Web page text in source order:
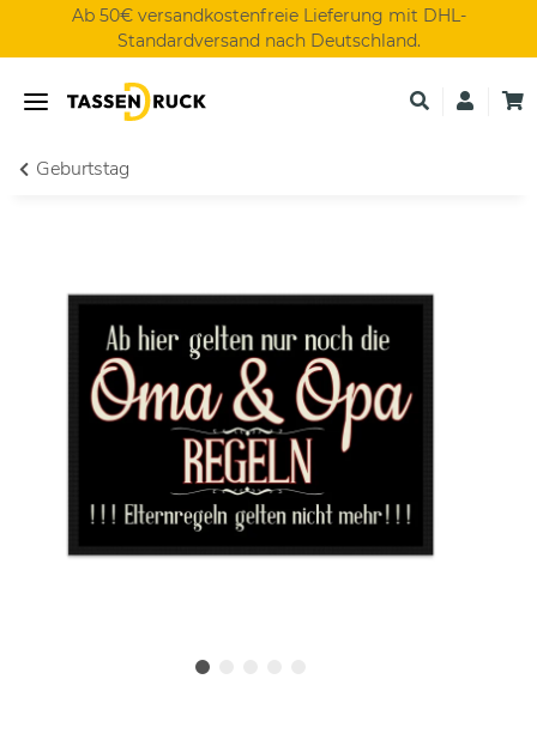
Ab 50€ versandkostenfreie Lieferung mit DHL-
Standardversand nach Deutschland.
Geburtstag